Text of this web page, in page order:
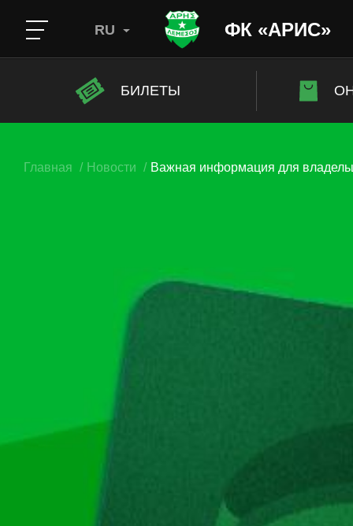
ФК «АРИС»
RU
БИЛЕТЫ
Главная Новости Важная информация для